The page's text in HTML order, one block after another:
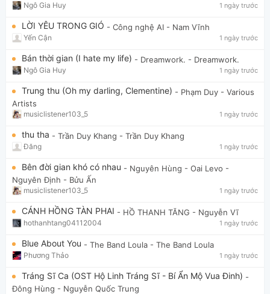
Ngô Gia Huy 1 ngày trước
LỜI YÊU TRONG GIÓ - Công nghệ AI - Nam Vĩnh
Yến Cận 1 ngày trước
Bán thời gian (I hate my life) - Dreamwork. - Dreamwork.
Ngô Gia Huy 1 ngày trước
Trung thu (Oh my darling, Clementine) - Phạm Duy - Various
Artists
musiclistener103_5 1 ngày trước
thu tha - Trần Duy Khang - Trần Duy Khang
Đăng 1 ngày trước
Bên đời gian khó có nhau - Nguyên Hùng - Oai Levo -
Nguyên Định - Bửu Ấn
musiclistener103_5 1 ngày trước
CÁNH HỒNG TÀN PHAI - HỒ THANH TĂNG - Nguyễn Vĩ
hothanhtang04112004 1 ngày trước
Blue About You - The Band Loula - The Band Loula
Phương Thảo 1 ngày trước
Tráng Sĩ Ca (OST Hộ Linh Tráng Sĩ - Bí Ẩn Mộ Vua Đinh) -
Đông Hùng - Nguyễn Quốc Trung